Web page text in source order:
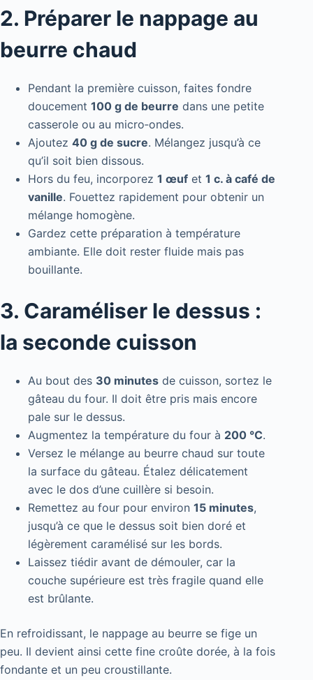
2. Préparer le nappage au
beurre chaud
Pendant la première cuisson, faites fondre
doucement 100 g de beurre dans une petite
casserole ou au micro‑ondes.
Ajoutez 40 g de sucre. Mélangez jusqu’à ce
qu’il soit bien dissous.
Hors du feu, incorporez 1 œuf et 1 c. à café de
vanille. Fouettez rapidement pour obtenir un
mélange homogène.
Gardez cette préparation à température
ambiante. Elle doit rester fluide mais pas
bouillante.
3. Caraméliser le dessus :
la seconde cuisson
Au bout des 30 minutes de cuisson, sortez le
gâteau du four. Il doit être pris mais encore
pale sur le dessus.
Augmentez la température du four à 200 °C.
Versez le mélange au beurre chaud sur toute
la surface du gâteau. Étalez délicatement
avec le dos d’une cuillère si besoin.
Remettez au four pour environ 15 minutes,
jusqu’à ce que le dessus soit bien doré et
légèrement caramélisé sur les bords.
Laissez tiédir avant de démouler, car la
couche supérieure est très fragile quand elle
est brûlante.
En refroidissant, le nappage au beurre se fige un
peu. Il devient ainsi cette fine croûte dorée, à la fois
fondante et un peu croustillante.